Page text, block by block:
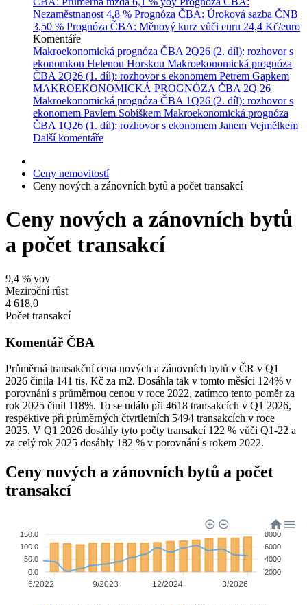
Nezaměstnanost 4,8 % Prognóza ČBA: Úroková sazba ČNB
3,50 % Prognóza ČBA: Měnový kurz vůči euru 24,4 Kč/euro
Komentáře
Makroekonomická prognóza ČBA 2Q26 (2. díl): rozhovor s
ekonomkou Helenou Horskou Makroekonomická prognóza
ČBA 2Q26 (1. díl): rozhovor s ekonomem Petrem Gapkem
MAKROEKONOMICKÁ PROGNÓZA ČBA 2Q 26
Makroekonomická prognóza ČBA 1Q26 (2. díl): rozhovor s
ekonomem Pavlem Sobíškem Makroekonomická prognóza
ČBA 1Q26 (1. díl): rozhovor s ekonomem Janem Vejmělkem
Další komentáře
Ceny nemovitostí
Ceny nových a zánovních bytů a počet transakcí
Ceny nových a zánovních bytů
a počet transakcí
9,4 % yoy
Meziroční růst
4 618,0
Počet transakcí
Komentář ČBA
Průměrná transakční cena nových a zánovních bytů v ČR v Q1
2026 činila 141 tis. Kč za m2. Dosáhla tak v tomto měsíci 124% v
porovnání s průměrnou cenou v roce 2022, zatímco tento poměr za
rok 2025 činil 118%. To se událo při 4618 transakcích v Q1 2026,
respektive při průměrných čtvrtletních 5494 transakcích v roce
2025. V Q1 2026 dosáhly tyto počty transakcí 122 % vůči Q1-22 a
za celý rok 2025 dosáhly 182 % v porovnání s rokem 2022.
Ceny nových a zánovních bytů a počet
transakcí
150.0
100.0
50.0
0.0
6/2022 9/2023 12/2024 3/2026
8000
6000
4000
2000